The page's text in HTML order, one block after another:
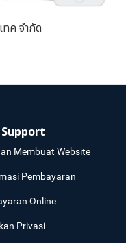
ทค จำกัด
Support
Membuat Website
Pembayaran
Online
Privasi